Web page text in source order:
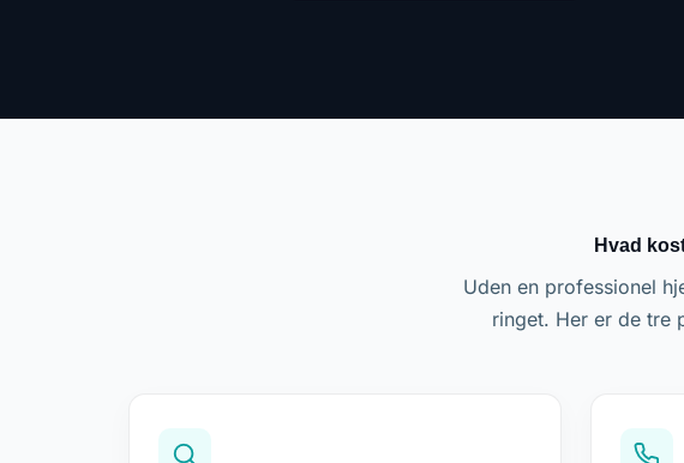
Hvad
Uden en professionel
ringet. Her er de